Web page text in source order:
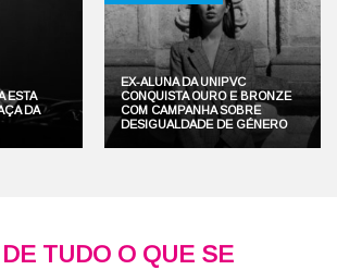
ESTA
DA
EX-ALUNA DA UNIPVC
CONQUISTA OURO E BRONZE
COM CAMPANHA SOBRE
DESIGUALDADE DE GÉNERO
TUDO O QUE SE